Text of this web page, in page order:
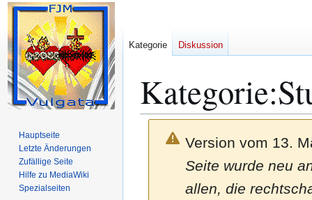
Kategorie:
Version vom 13.
Seite wurde neu
allen, die
Kategorie Diskussion
Hauptseite
Letzte Änderungen
Zufällige Seite
Hilfe zu MediaWiki
Spezialseiten